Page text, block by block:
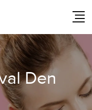
Den